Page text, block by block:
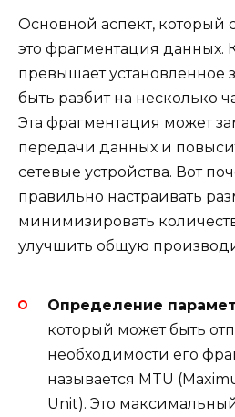
Основной аспект, который
это фрагментация данных.
превышает установленное
быть разбит на несколько
Эта фрагментация может
передачи данных и
сетевые устройства. Вот
правильно настраивать
минимизировать
улучшить общую
Определение
который может быть
необходимости его
называется MTU
Unit). Это